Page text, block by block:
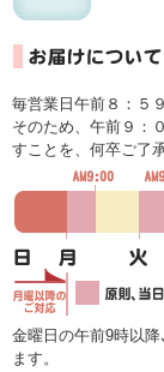
毎営業日午前８：５
そのため、午前９：
すことを、何卒ご了
金曜日の午前9時以
ます。